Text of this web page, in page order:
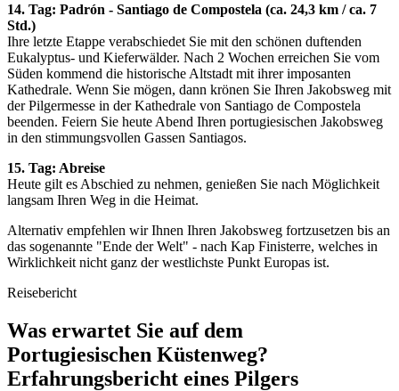
14. Tag: Padrón - Santiago de Compostela (ca. 24,3 km / ca. 7
Std.)
Ihre letzte Etappe verabschiedet Sie mit den schönen duftenden
Eukalyptus- und Kieferwälder. Nach 2 Wochen erreichen Sie vom
Süden kommend die historische Altstadt mit ihrer imposanten
Kathedrale. Wenn Sie mögen, dann krönen Sie Ihren Jakobsweg mit
der Pilgermesse in der Kathedrale von Santiago de Compostela
beenden. Feiern Sie heute Abend Ihren portugiesischen Jakobsweg
in den stimmungsvollen Gassen Santiagos.
15. Tag: Abreise
Heute gilt es Abschied zu nehmen, genießen Sie nach Möglichkeit
langsam Ihren Weg in die Heimat.
Alternativ empfehlen wir Ihnen Ihren Jakobsweg fortzusetzen bis an
das sogenannte "Ende der Welt" - nach Kap Finisterre, welches in
Wirklichkeit nicht ganz der westlichste Punkt Europas ist.
Reisebericht
Was erwartet Sie auf dem
Portugiesischen Küstenweg?
Erfahrungsbericht eines Pilgers